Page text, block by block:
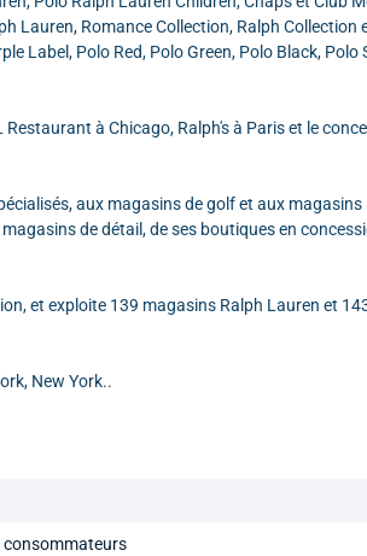
Lauren, Romance Collection, Ralph Collection
Label, Polo Red, Polo Green, Polo Black, Polo
à Chicago, Ralph's à Paris et le
aux magasins de golf et aux magasins
de détail, de ses boutiques en
et exploite 139 magasins Ralph Lauren et
New York..
consommateurs